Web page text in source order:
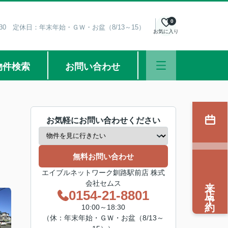
定休日：年末年始・ＧＷ・お盆（8/13～15） お気に入り
0
件検索 お問い合わせ
お気軽にお問い合わせください
無料お問い合わせ
エイブルネットワーク釧路駅前店 株式
会社セムス
0154-21-8801
10:00～18:30
（休：年末年始・ＧＷ・お盆（8/13～
来店予約